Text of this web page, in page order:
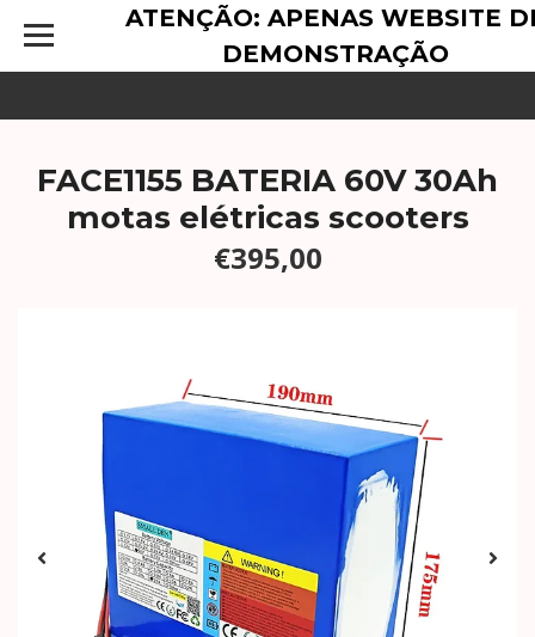
ATENÇÃO: APENAS WEBSITE
DEMONSTRAÇÃO
FACE1155 BATERIA 60V 30Ah
motas elétricas scooters
€395,00